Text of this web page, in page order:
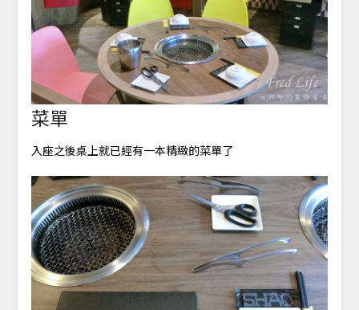
菜單
入座之後桌上就已經有一本精緻的菜單了